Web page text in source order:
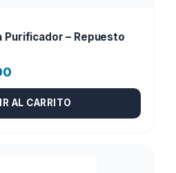
Purificador – Repuesto
precio
actual
AL CARRITO